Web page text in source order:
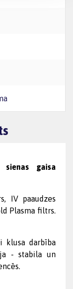
sienas gaisa
IV paaudzes
Plasma filtrs.
klusa darbība
- stabila un